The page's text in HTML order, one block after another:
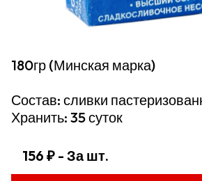
180гр (Минская марка)
Состав: сливки
Хранить: 35 суток
156 ₽ - За шт.